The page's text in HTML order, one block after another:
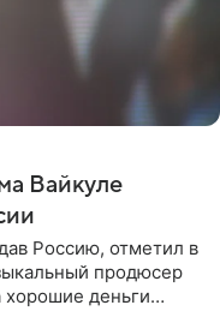
Вайкуле
Россию, отметил в
продюсер
хорошие деньги